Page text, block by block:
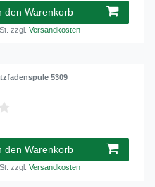
den Warenkorb
zzgl.Versandkosten
5309
den Warenkorb
zzgl.Versandkosten